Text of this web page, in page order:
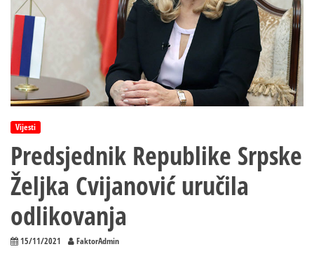
Vijesti
Predsjednik Republike Srpske
Željka Cvijanović uručila
odlikovanja
15/11/2021 FaktorAdmin